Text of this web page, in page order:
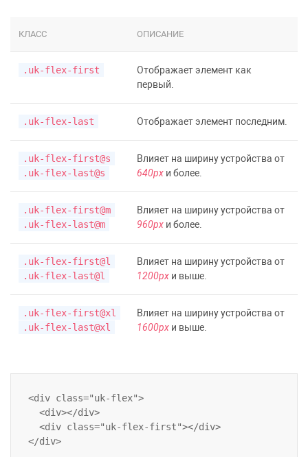
КЛАСС ОПИСАНИЕ
.uk-flex-first
Отображает элемент как
первый.
.uk-flex-last Отображает элемент последним.
.uk-flex-first@s
.uk-flex-last@s
Влияет на ширину устройства от
640px и более.
.uk-flex-first@m
.uk-flex-last@m
Влияет на ширину устройства от
960px и более.
.uk-flex-first@l
.uk-flex-last@l
Влияет на ширину устройства от
1200px и выше.
.uk-flex-first@xl
.uk-flex-last@xl
Влияет на ширину устройства от
1600px и выше.
<div class="uk-flex">
  <div></div>
  <div class="uk-flex-first"></div>